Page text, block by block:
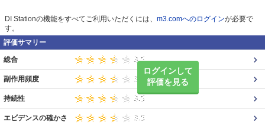
DI Stationの機能をすべてご利用いただくには、 m3.comへのログインが必要で
す。
評価サマリー
ログインして
評価を見る
総合
副作用頻度
持続性
エビデンスの確かさ